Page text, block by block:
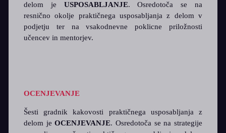
delom je USPOSABLJANJE. Osredotoča se na
resnično okolje praktičnega usposabljanja z delom v
podjetju ter na vsakodnevne poklicne priložnosti
učencev in mentorjev.
OCENJEVANJE
Šesti gradnik kakovosti praktičnega usposabljanja z
delom jeOCENJEVANJE. Osredotoča se na strategije